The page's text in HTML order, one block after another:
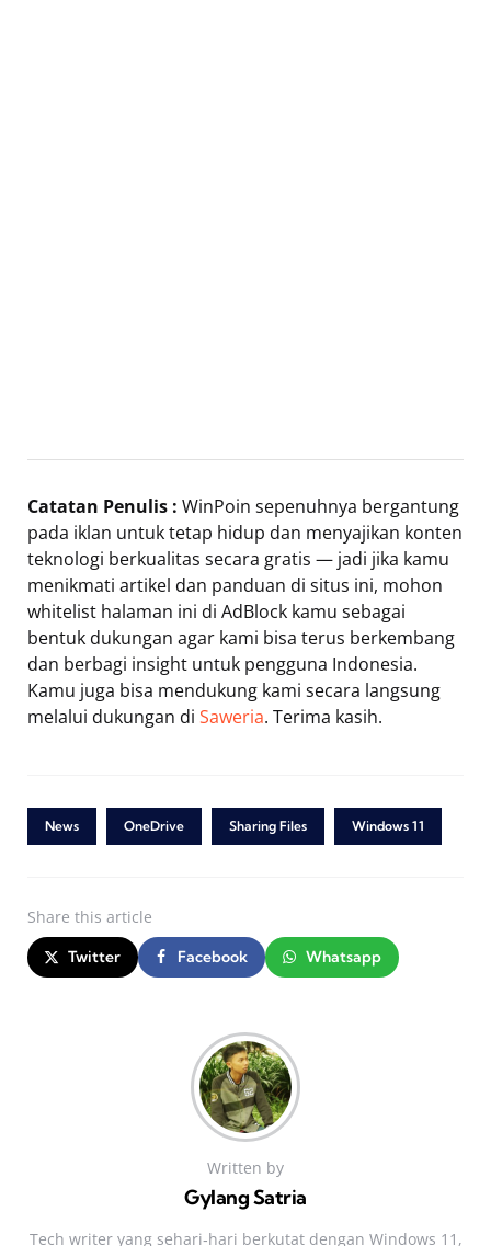
Catatan Penulis : WinPoin sepenuhnya bergantung
pada iklan untuk tetap hidup dan menyajikan konten
teknologi berkualitas secara gratis — jadi jika kamu
menikmati artikel dan panduan di situs ini, mohon
whitelist halaman ini di AdBlock kamu sebagai
bentuk dukungan agar kami bisa terus berkembang
dan berbagi insight untuk pengguna Indonesia.
Kamu juga bisa mendukung kami secara langsung
melalui dukungan di Saweria. Terima kasih.
News OneDrive Sharing Files Windows 11
Share this article
Twitter Facebook Whatsapp
Written by
Gylang Satria
Tech writer yang sehari‑hari berkutat dengan Windows 11,